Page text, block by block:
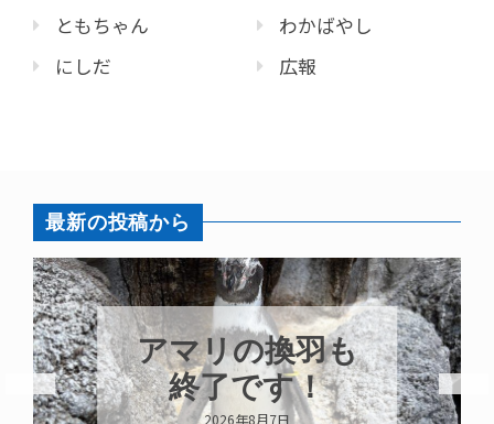
ともちゃん
にしだ
わかばやし
広報
最新の投稿から
トビウオ幼魚展
示中！
2026年8月6日